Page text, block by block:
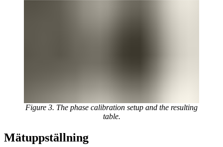
Figure 3. The phase calibration setup and the resulting
table.
Mätuppställning